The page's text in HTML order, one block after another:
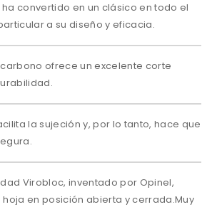
convertido en un clásico en todo el
a su diseño y eficacia.
ofrece un excelente corte
la sujeción y, por lo tanto, hace que
Virobloc, inventado por Opinel,
en posición abierta y cerrada.Muy